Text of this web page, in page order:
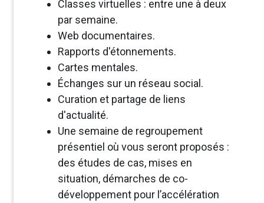
Classes virtuelles : entre une à deux
par semaine.
Web documentaires.
Rapports d'étonnements.
Cartes mentales.
Échanges sur un réseau social.
Curation et partage de liens
d'actualité.
Une semaine de regroupement
présentiel où vous seront proposés :
des études de cas, mises en
situation, démarches de co-
développement pour l’accélération